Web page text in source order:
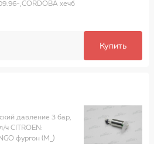
,CORDOBA хечб
Купить
давление 3 бар,
ч CITROEN:
фургон (M_)